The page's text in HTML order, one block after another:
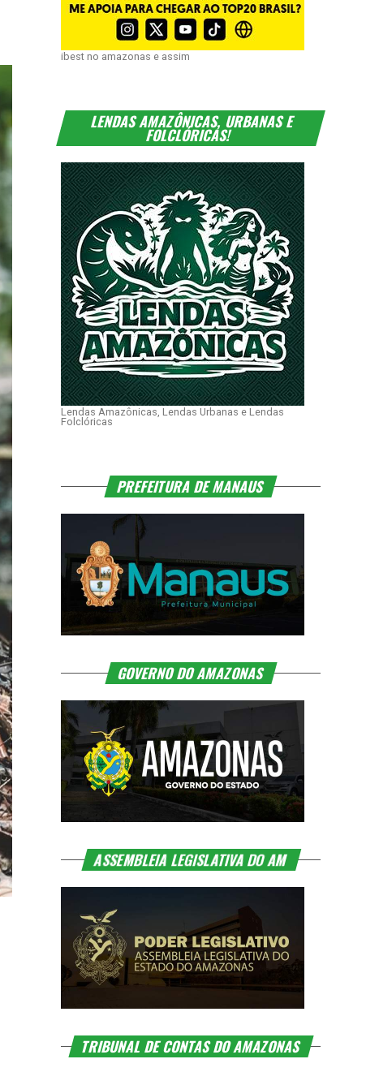
ibest no amazonas e assim
LENDAS AMAZÔNICAS, URBANAS E
FOLCLÓRICAS!
Lendas Amazônicas, Lendas Urbanas e Lendas
Folclóricas
PREFEITURA DE MANAUS
GOVERNO DO AMAZONAS
ASSEMBLEIA LEGISLATIVA DO AM
TRIBUNAL DE CONTAS DO AMAZONAS